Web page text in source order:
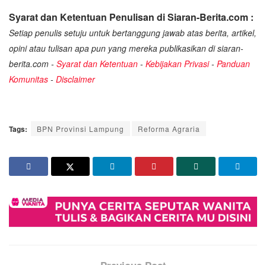
Syarat dan Ketentuan Penulisan di Siaran-Berita.com :
Setiap penulis setuju untuk bertanggung jawab atas berita, artikel,
opini atau tulisan apa pun yang mereka publikasikan di siaran-
berita.com - Syarat dan Ketentuan - Kebijakan Privasi- Panduan
Komunitas - Disclaimer
Tags: BPN Provinsi Lampung Reforma Agraria